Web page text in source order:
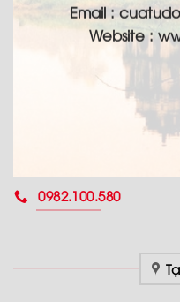
Email :
Website :
0982.100.580